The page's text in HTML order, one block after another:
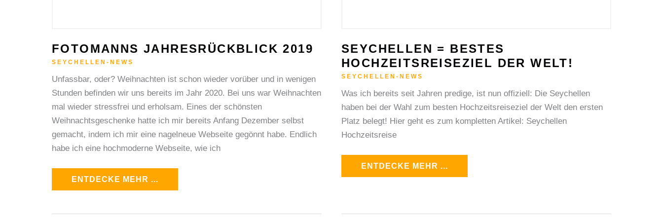
FOTOMANNS JAHRESRÜCKBLICK 2019
SEYCHELLEN-NEWS
Unfassbar, oder? Weihnachten ist schon wieder vorüber und in wenigen
Stunden befinden wir uns bereits im Jahr 2020. Bei uns war Weihnachten
mal wieder stressfrei und erholsam. Eines der schönsten
Weihnachtsgeschenke hatte ich mir bereits Anfang Dezember selbst
gemacht, indem ich mir eine nagelneue Webseite gegönnt habe. Endlich
habe ich eine hochmoderne Webseite, wie ich
ENTDECKE MEHR ...
SEYCHELLEN = BESTES
HOCHZEITSREISEZIEL DER WELT!
SEYCHELLEN-NEWS
Was ich bereits seit Jahren predige, ist nun offiziell: Die Seychellen
haben bei der Wahl zum besten Hochzeitsreiseziel der Welt den ersten
Platz belegt! Hier geht es zum kompletten Artikel: Seychellen
Hochzeitsreise
ENTDECKE MEHR ...